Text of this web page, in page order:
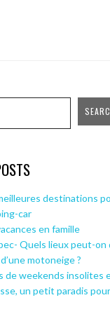
destinations
car
en famille
Quels lieux peut-on
motoneige ?
de weekends insolites
un petit paradis